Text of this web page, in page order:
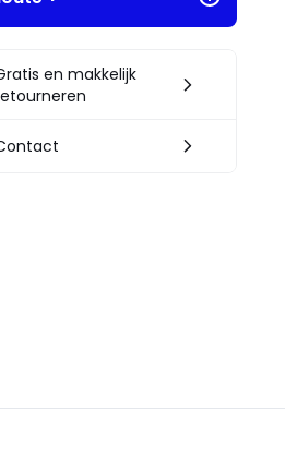
en makkelijk